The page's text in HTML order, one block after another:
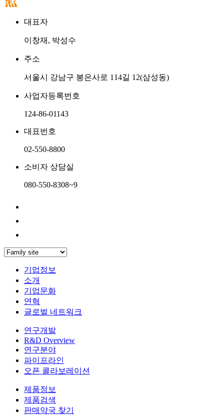
대표자
이창재, 박성수
주소
서울시 강남구 봉은사로 114길 12(삼성동)
사업자등록번호
124-86-01143
대표번호
02-550-8800
소비자 상담실
080-550-8308~9
기업정보
소개
기업문화
연혁
글로벌 네트워크
연구개발
R&D Overview
연구분야
파이프라인
오픈 콜라보레이션
제품정보
제품검색
판매약국 찾기